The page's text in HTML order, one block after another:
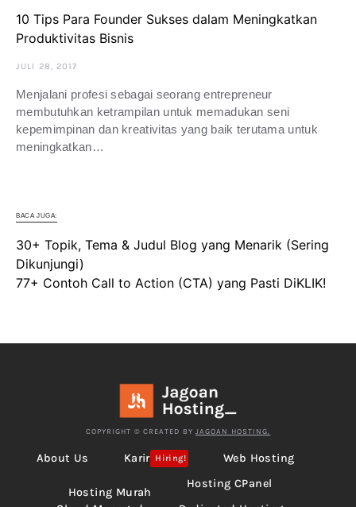
10 Tips Para Founder Sukses dalam Meningkatkan
Produktivitas Bisnis
JULI 28, 2017
Menjalani profesi sebagai seorang entrepreneur
membutuhkan ketrampilan untuk memadukan seni
kepemimpinan dan kreativitas yang baik terutama untuk
meningkatkan…
BACA JUGA:
30+ Topik, Tema & Judul Blog yang Menarik (Sering
Dikunjungi)
77+ Contoh Call to Action (CTA) yang Pasti DiKLIK!
COPYRIGHT © CREATED BY JAGOAN HOSTING.
About Us Karir Hiring! Web Hosting
Hosting Murah
Hosting CPanel